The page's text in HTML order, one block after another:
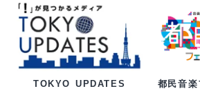
TOKYO UPDATES 都民音